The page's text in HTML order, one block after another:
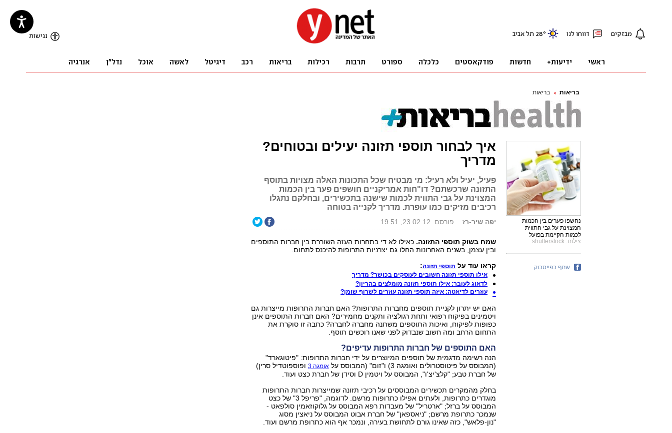
בריאות בריאות
איך לבחור תוספי תזונה יעילים ובטוחים?
מדריך
פעיל, יעיל ולא רעיל: מי מבטיח שכל התכונות האלה מצויות בתוסף
התזונה שרכשתם? דו"חות אמריקניים חושפים פער בין הכמות
המצוינת על גבי התווית לכמות שישנה בתכשירים, ובחלקם נתגלו
רכיבים מזיקים כמו עופרת. מדריך לקנייה בטוחה
יפה שיר-רז פורסם: 23.02.12, 19:51
שמח בשוק תוספי התזונה. כאילו לא די בתחרות העזה השוררת בין חברות התוספים
ובין עצמן, בשנים האחרונות החלו גם יצרניות התרופות להיכנס לתחום.
קראו עוד על תוספי תזונה:
אילו תוספי תזונה חשובים לעוסקים בכושר? מדריך
לדאוג לעובר: אילו תוספי תזונה מומלצים בהריון?
עוזרים לדיאטה: איזה תוספי תזונה עוזרים לשרוף שומן?
האם יש יתרון לקניית תוספים מחברות התרופות? האם חברות התרופות מייצרות גם
ויטמינים בפיקוח רפואי ותחת רגולציה ותקנים מחמירים? האם חברות התוספים אינן
כפופות לפיקוח, ואיכות התוספים משתנה מחברה לחברה? כתבה זו סוקרת את
התחום הרחב ומה חשוב שנבדוק לפני שאנו רוכשים תוסף.
האם התוספים של חברות התרופות עדיפים?
הנה רשימה מדגמית של תוספים המיוצרים על ידי חברות התרופות: "פיטוגארד"
(המבוסס על פיטוסטרולים ואומגה 3) ו"זום" (המבוסס על
אומגה 3
ופוספוטדיל סרין)
של חברת טבע; "קלצ'יצ'ו", המבוסס על ויטמין D וסידן של חברת כצט ועוד.
בחלק מהמקרים תכשירים המבוססים על רכיבי תזונה שמייצרות חברות התרופות
מוגדרים כתרופות, ולעתים אפילו כתרופות מרשם. לדוגמה, "פריפל 3" של כצט
המבוסס על ברזל; "ארטריל" של מעבדות רפא המבוסס על גלוקוזאמין סולפאט -
שנמכר כתרופת מרשם; "ניאספאן" של חברת אבוט המבוסס על ניאצין מסוג
"נון-פלאש", כזה שאינו גורם לתחושת בעירה, ונמכר אף הוא כתרופת מרשם ועוד.
נחשפו פערים בין הכמות
המצוינת על גבי התווית
לכמות הקיימת בפועל
צילום: shutterstock
שתף בפייסבוק